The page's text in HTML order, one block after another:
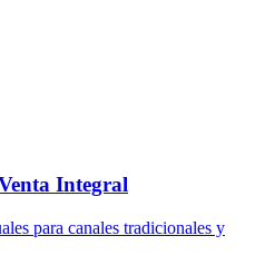
Integral
para canales tradicionales y